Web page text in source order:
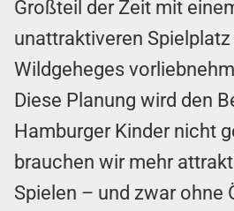
Großteil der Zeit mit
unattraktiveren
Wildgeheges
Diese Planung wird den
Hamburger Kinder nicht
brauchen wir mehr
Spielen – und zwar ohne